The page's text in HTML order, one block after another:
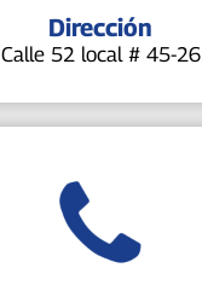
Dirección
Calle 52 local # 45-26